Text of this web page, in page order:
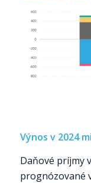
Výnos v 2024
Daňové príjmy
prognózované